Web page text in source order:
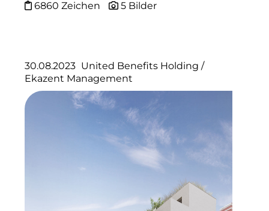
Dr. Aribert Spiegler - Fotografie
Dr. Hans Kröner-Stiftung
6860 Zeichen 5 Bilder
30.08.2023 United Benefits Holding /
Ekazent Management